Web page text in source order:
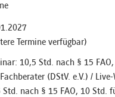
Termine verfügbar)
10,5 Std. nach § 15
(DStV. e.V.) /
Std. nach § 15 FAO, 10 Std.